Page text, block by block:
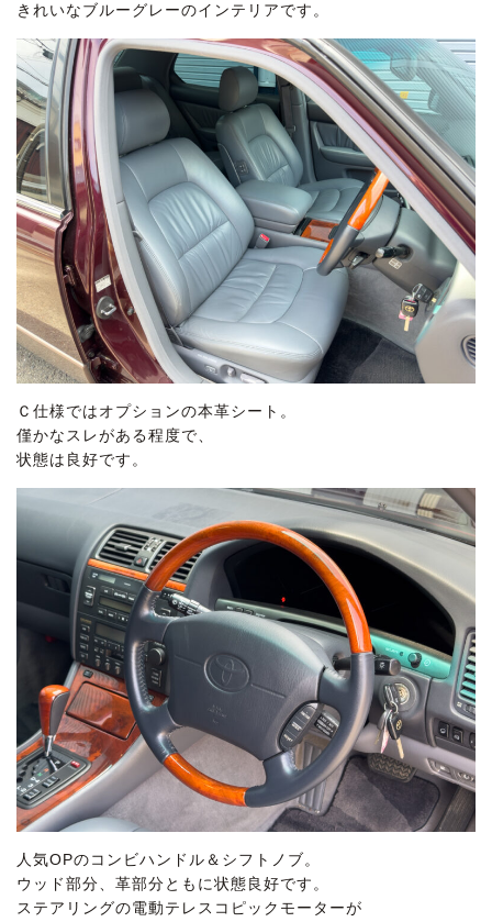
きれいなブルーグレーのインテリアです。
Ｃ仕様ではオプションの本革シート。
僅かなスレがある程度で、
状態は良好です。
人気OPのコンビハンドル＆シフトノブ。
ウッド部分、革部分ともに状態良好です。
ステアリングの電動テレスコピックモーターが